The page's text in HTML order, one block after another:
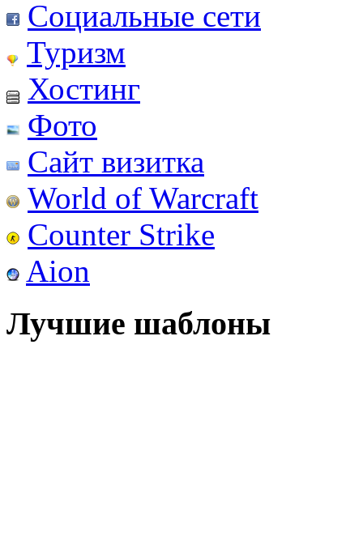
Социальные сети
Туризм
Хостинг
Фото
Сайт визитка
World of Warcraft
Counter Strike
Aion
Лучшие шаблоны